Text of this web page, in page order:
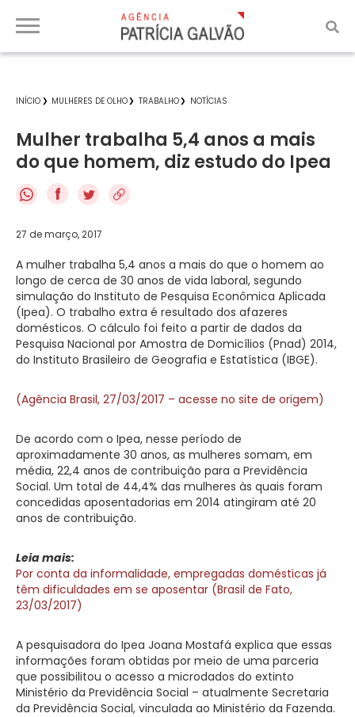
INÍCIO MULHERES DE OLHO TRABALHO NOTÍCIAS
Mulher trabalha 5,4 anos a mais
do que homem, diz estudo do Ipea
f
27 de março, 2017
A mulher trabalha 5,4 anos a mais do que o homem ao
longo de cerca de 30 anos de vida laboral, segundo
simulação do Instituto de Pesquisa Econômica Aplicada
(Ipea). O trabalho extra é resultado dos afazeres
domésticos. O cálculo foi feito a partir de dados da
Pesquisa Nacional por Amostra de Domicílios (Pnad) 2014,
do Instituto Brasileiro de Geografia e Estatística (IBGE).
(Agência Brasil, 27/03/2017 – acesse no site de origem)
De acordo com o Ipea, nesse período de
aproximadamente 30 anos, as mulheres somam, em
média, 22,4 anos de contribuição para a Previdência
Social. Um total de 44,4% das mulheres às quais foram
concedidas aposentadorias em 2014 atingiram até 20
anos de contribuição.
Leia mais:
Por conta da informalidade, empregadas domésticas já
têm dificuldades em se aposentar (Brasil de Fato,
23/03/2017)
A pesquisadora do Ipea Joana Mostafá explica que essas
informações foram obtidas por meio de uma parceria
que possibilitou o acesso a microdados do extinto
Ministério da Previdência Social – atualmente Secretaria
da Previdência Social, vinculada ao Ministério da Fazenda.